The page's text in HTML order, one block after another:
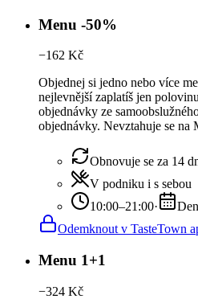
Menu -50%
−162 Kč
Objednej si jedno nebo více
nejlevnější zaplatíš jen
objednávky ze
objednávky. Nevztahuje se na
Obnovuje se za 14
V podniku i s sebou
10:00–21:00·
Odemknout v TasteTown
Menu 1+1
−324 Kč